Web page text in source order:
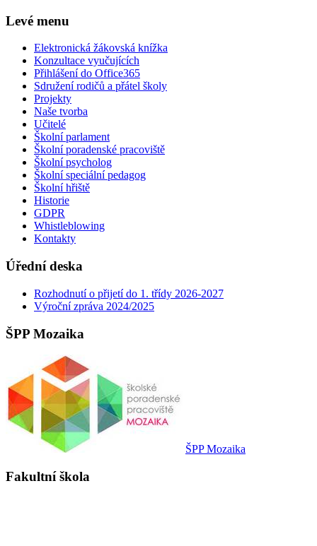
Levé menu
Elektronická žákovská knížka
Konzultace vyučujících
Přihlášení do Office365
Sdružení rodičů a přátel školy
Projekty
Naše tvorba
Učitelé
Školní parlament
Školní poradenské pracoviště
Školní psycholog
Školní speciální pedagog
Školní hřiště
Historie
GDPR
Whistleblowing
Kontakty
Úřední deska
Rozhodnutí o přijetí do 1. třídy 2026-2027
Výroční zpráva 2024/2025
ŠPP Mozaika
ŠPP Mozaika
Fakultní škola